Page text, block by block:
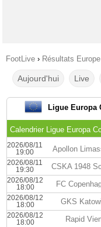
FootLive › Résultats Europe
Aujourd'hui Live
Ligue Europa
Calendrier Ligue Europa
2026/08/11
19:00
Apollon
2026/08/11
19:30
CSKA 1948
2026/08/12
18:00
FC
2026/08/12
18:00
GKS
2026/08/12
18:00
Rapid